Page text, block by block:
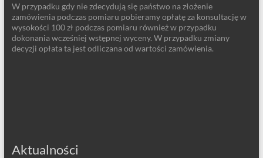
W przypadku gdy nie zdecydują się państwo na złożenie
zamówienia podczas pomiaru pobieramy opłatę za konsultację w
wysokości 100 zł podczas pomiaru również w przypadku
dokonania wcześniej wstępnej wyceny. W przypadku zmiany
decyzji opłata ta jest odliczana od wartości zamówienia.
Aktualności